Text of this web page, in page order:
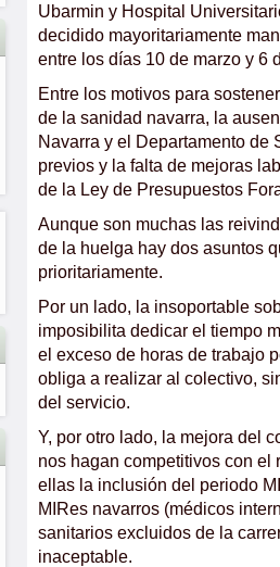
Ubarmin y Hospital
decidido mayoritariamente
entre los días 10 de marzo y 6
Entre los motivos para
de la sanidad navarra, la
Navarra y el Departamento de
previos y la falta de mejoras
de la Ley de Presupuestos
Aunque son muchas las
de la huelga hay dos asuntos
prioritariamente.
Por un lado, la insoportable
imposibilita dedicar el tiempo
el exceso de horas de trabajo
obliga a realizar al colectivo,
del servicio.
Y, por otro lado, la mejora del
nos hagan competitivos con el
ellas la inclusión del periodo
MIRes navarros (médicos
sanitarios excluidos de la
inaceptable.